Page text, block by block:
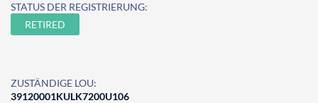
STATUS DER REGISTRIERUNG:
RETIRED
ZUSTÄNDIGE LOU:
39120001KULK7200U106